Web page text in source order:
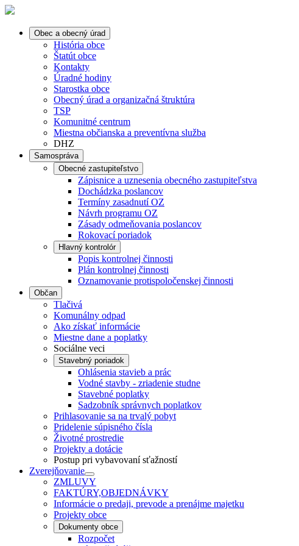
Obec a obecný úrad
História obce
Štatút obce
Kontakty
Úradné hodiny
Starostka obce
Obecný úrad a organizačná štruktúra
TSP
Komunitné centrum
Miestna občianska a preventívna služba
DHZ
Samospráva
Obecné zastupiteľstvo
Zápisnice a uznesenia obecného zastupiteľstva
Dochádzka poslancov
Termíny zasadnutí OZ
Návrh programu OZ
Zásady odmeňovania poslancov
Rokovací poriadok
Hlavný kontrolór
Popis kontrolnej činnosti
Plán kontrolnej činnosti
Oznamovanie protispoločenskej činnosti
Občan
Tlačivá
Komunálny odpad
Ako získať informácie
Miestne dane a poplatky
Sociálne veci
Stavebný poriadok
Ohlásenia stavieb a prác
Vodné stavby - zriadenie studne
Stavebné poplatky
Sadzobník správnych poplatkov
Prihlasovanie sa na trvalý pobyt
Pridelenie súpisného čísla
Životné prostredie
Projekty a dotácie
Postup pri vybavovaní sťažností
Zverejňovanie
ZMLUVY
FAKTÚRY,OBJEDNÁVKY
Informácie o predaji, prevode a prenájme majetku
Projekty obce
Dokumenty obce
Rozpočet